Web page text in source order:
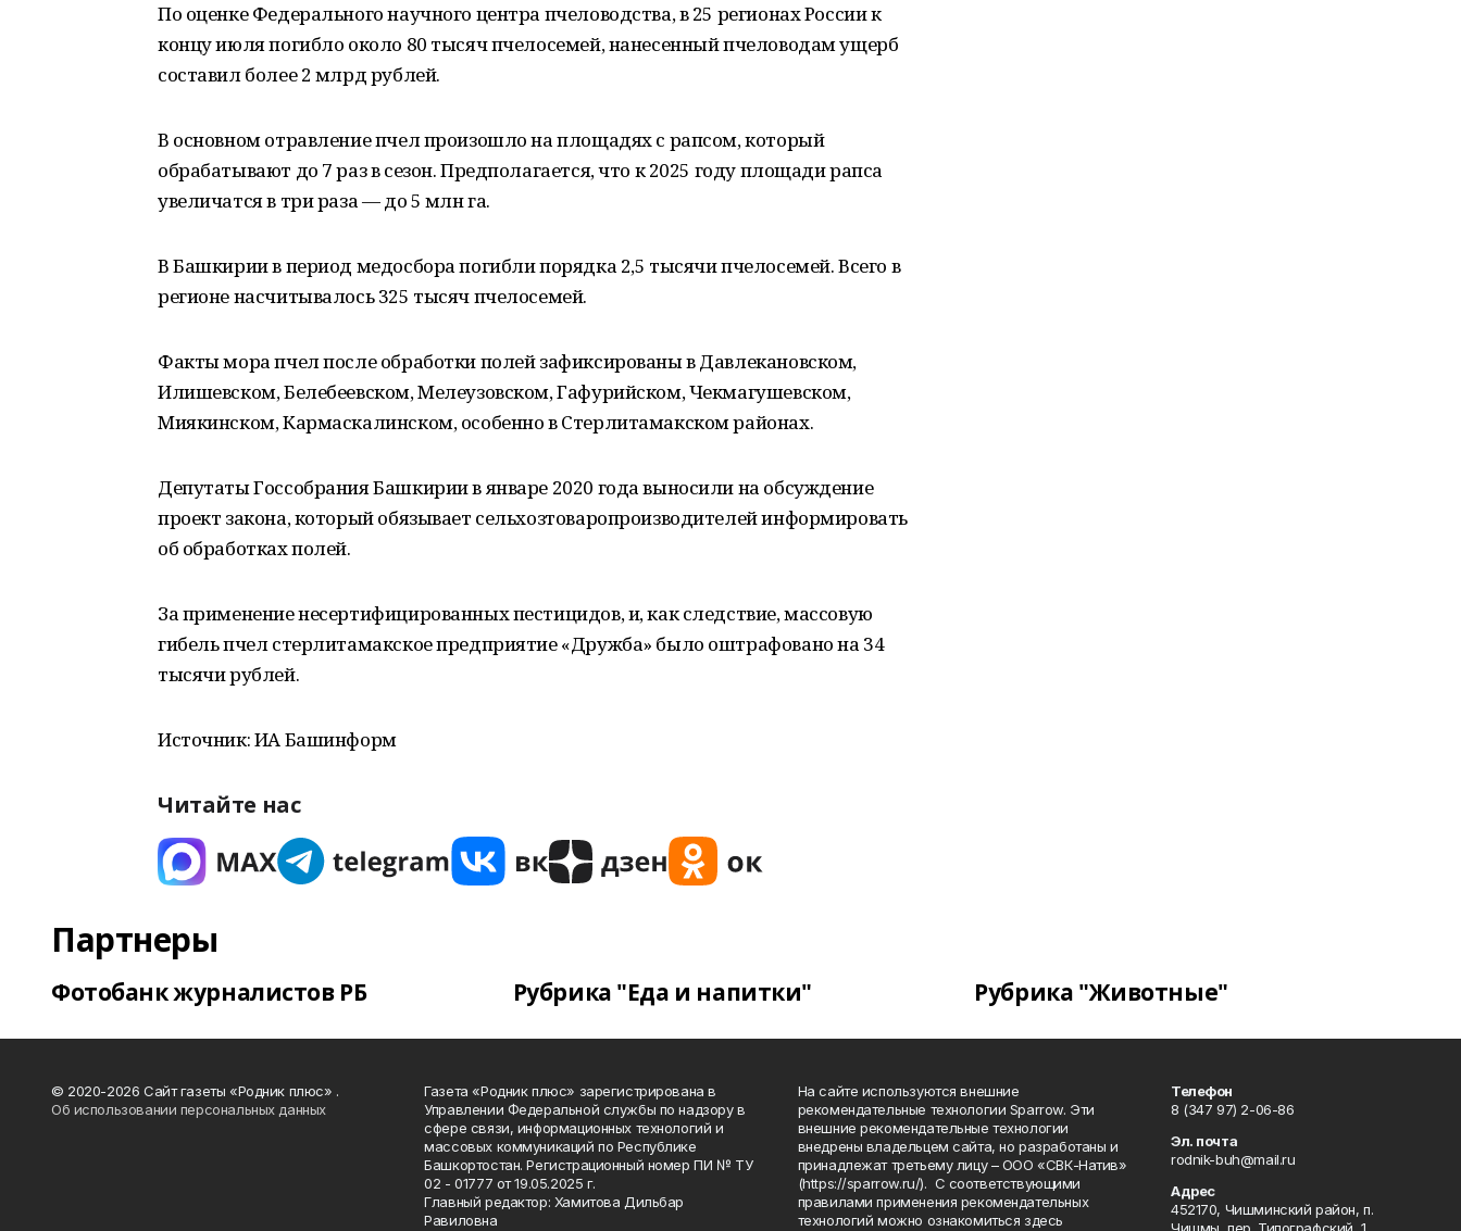
По оценке Федерального научного центра пчеловодства, в 25 регионах России к
концу июля погибло около 80 тысяч пчелосемей, нанесенный пчеловодам ущерб
составил более 2 млрд рублей.
В основном отравление пчел произошло на площадях с рапсом, который
обрабатывают до 7 раз в сезон. Предполагается, что к 2025 году площади рапса
увеличатся в три раза — до 5 млн га.
В Башкирии в период медосбора погибли порядка 2,5 тысячи пчелосемей. Всего в
регионе насчитывалось 325 тысяч пчелосемей.
Факты мора пчел после обработки полей зафиксированы в Давлекановском,
Илишевском, Белебеевском, Мелеузовском, Гафурийском, Чекмагушевском,
Миякинском, Кармаскалинском, особенно в Стерлитамакском районах.
Депутаты Госсобрания Башкирии в январе 2020 года выносили на обсуждение
проект закона, который обязывает сельхозтоваропроизводителей информировать
об обработках полей.
За применение несертифицированных пестицидов, и, как следствие, массовую
гибель пчел стерлитамакское предприятие «Дружба» было оштрафовано на 34
тысячи рублей.
Источник: ИА Башинформ
Читайте нас
Партнеры
Фотобанк журналистов РБ Рубрика "Еда и напитки" Рубрика "Животные"
© 2020-2026 Сайт газеты «Родник плюс» .
Об использовании персональных данных
Газета «Родник плюс» зарегистрирована в
Управлении Федеральной службы по надзору в
сфере связи, информационных технологий и
массовых коммуникаций по Республике
Башкортостан. Регистрационный номер ПИ № ТУ
02 - 01777 от 19.05.2025 г.
Главный редактор: Хамитова Дильбар
Равиловна
На сайте используются внешние
рекомендательные технологии Sparrow. Эти
внешние рекомендательные технологии
внедрены владельцем сайта, но разработаны и
принадлежат третьему лицу – ООО «СВК-Натив»
(https://sparrow.ru/). С соответствующими
правилами применения рекомендательных
технологий можно ознакомиться здесь
Телефон
8 (347 97) 2-06-86
Эл. почта
rodnik-buh@mail.ru
Адрес
452170, Чишминский район, п.